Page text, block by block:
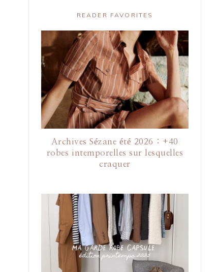
READER FAVORITES
Archives Sézane été 2026 : +40
robes intemporelles sur lesquelles
craquer